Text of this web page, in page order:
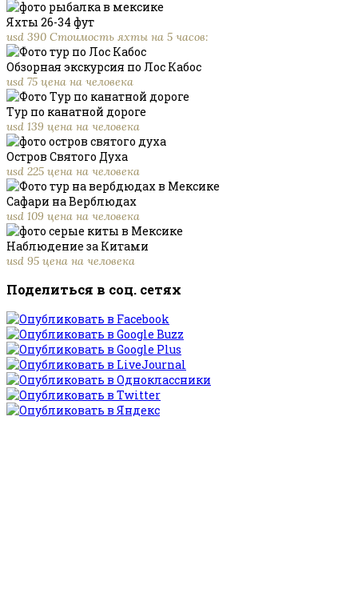
Яхты 26-34 фут
usd 390 Стоимость яхты на 5 часов:
Обзорная экскурсия по Лос Кабос
usd 75 цена на человека
Тур по канатной дороге
usd 139 цена на человека
Остров Святого Духа
usd 225 цена на человека
Сафари на Верблюдах
usd 109 цена на человека
Наблюдение за Китами
usd 95 цена на человека
Поделиться в соц. сетях